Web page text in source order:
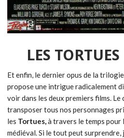
LES
Et enfin, le dernier opus de la
propose une intrigue radicalement
voir dans les deux premiers films.
transposer tous nos personnages
les Tortues,à travers le temps pour
médiéval. Si le tout peut surprendre,